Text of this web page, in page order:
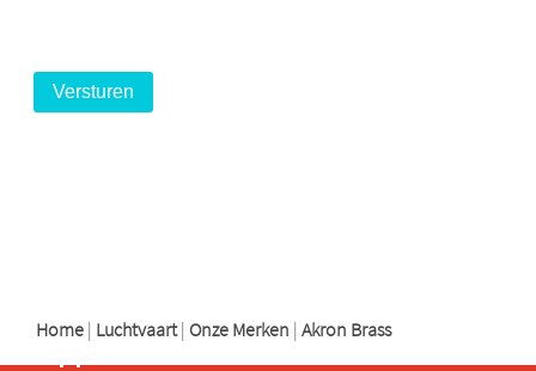
Home | Luchtvaart | Onze Merken | Akron Brass
Support